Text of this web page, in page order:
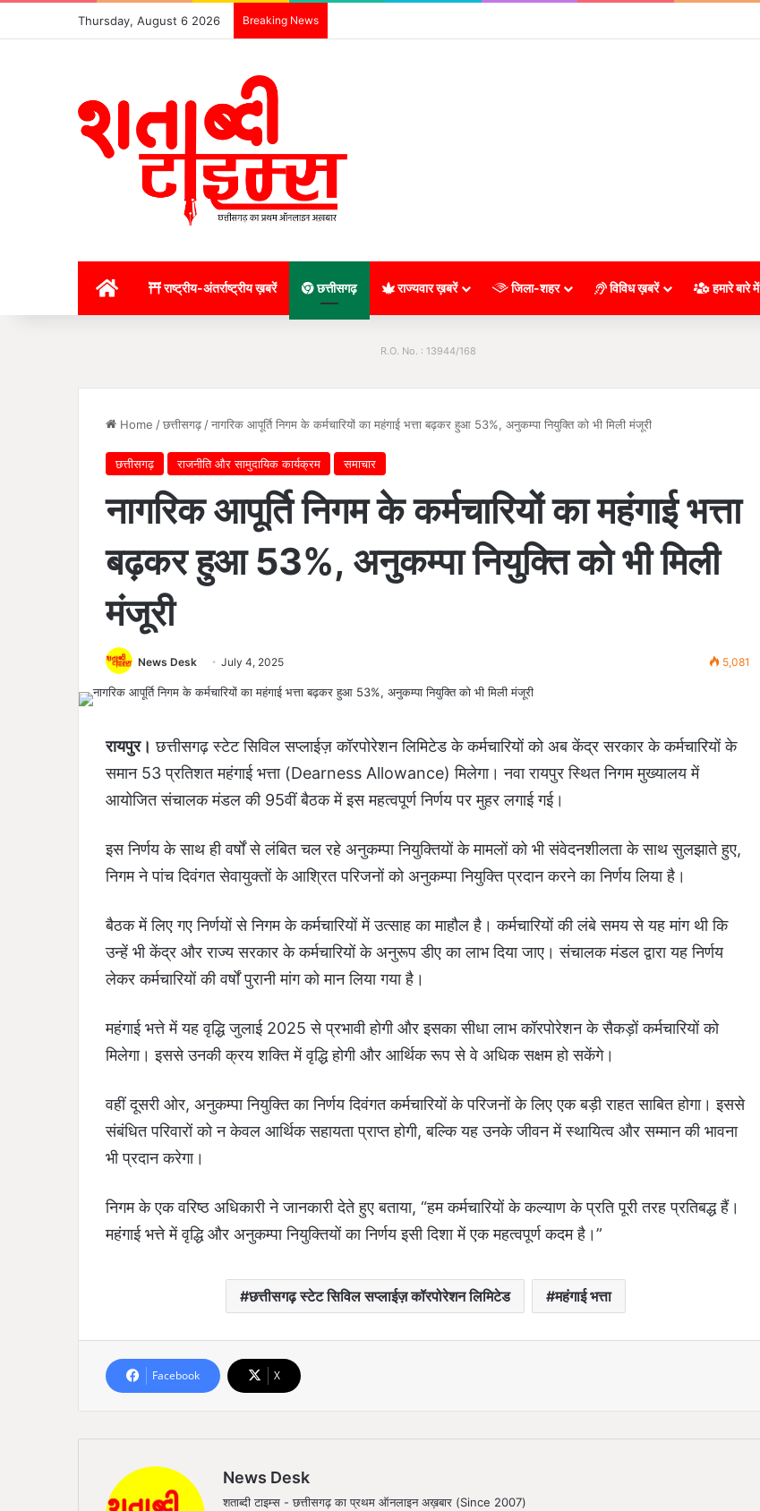
Thursday, August 6 2026 Breaking News
राष्ट्रीय-अंतर्राष्ट्रीय ख़बरें छत्तीसगढ़ राज्यवार ख़बरें जिला-शहर विविध ख़बरें हमारे बारे में
R.O. No. : 13944/168
Home /छत्तीसगढ़ /नागरिक आपूर्ति निगम के कर्मचारियों का महंगाई भत्ता बढ़कर हुआ 53%, अनुकम्पा नियुक्ति को भी मिली मंजूरी
छत्तीसगढ़ राजनीति और सामुदायिक कार्यक्रम समाचार
नागरिक आपूर्ति निगम के कर्मचारियों का महंगाई भत्ता
बढ़कर हुआ 53%, अनुकम्पा नियुक्ति को भी मिली
मंजूरी
News Desk July 4, 2025 5,081
रायपुर। छत्तीसगढ़ स्टेट सिविल सप्लाईज़ कॉरपोरेशन लिमिटेड के कर्मचारियों को अब केंद्र सरकार के कर्मचारियों के
समान 53 प्रतिशत महंगाई भत्ता (Dearness Allowance) मिलेगा। नवा रायपुर स्थित निगम मुख्यालय में
आयोजित संचालक मंडल की 95वीं बैठक में इस महत्वपूर्ण निर्णय पर मुहर लगाई गई।
इस निर्णय के साथ ही वर्षों से लंबित चल रहे अनुकम्पा नियुक्तियों के मामलों को भी संवेदनशीलता के साथ सुलझाते हुए,
निगम ने पांच दिवंगत सेवायुक्तों के आश्रित परिजनों को अनुकम्पा नियुक्ति प्रदान करने का निर्णय लिया है।
बैठक में लिए गए निर्णयों से निगम के कर्मचारियों में उत्साह का माहौल है। कर्मचारियों की लंबे समय से यह मांग थी कि
उन्हें भी केंद्र और राज्य सरकार के कर्मचारियों के अनुरूप डीए का लाभ दिया जाए। संचालक मंडल द्वारा यह निर्णय
लेकर कर्मचारियों की वर्षों पुरानी मांग को मान लिया गया है।
महंगाई भत्ते में यह वृद्धि जुलाई 2025 से प्रभावी होगी और इसका सीधा लाभ कॉरपोरेशन के सैकड़ों कर्मचारियों को
मिलेगा। इससे उनकी क्रय शक्ति में वृद्धि होगी और आर्थिक रूप से वे अधिक सक्षम हो सकेंगे।
वहीं दूसरी ओर, अनुकम्पा नियुक्ति का निर्णय दिवंगत कर्मचारियों के परिजनों के लिए एक बड़ी राहत साबित होगा। इससे
संबंधित परिवारों को न केवल आर्थिक सहायता प्राप्त होगी, बल्कि यह उनके जीवन में स्थायित्व और सम्मान की भावना
भी प्रदान करेगा।
निगम के एक वरिष्ठ अधिकारी ने जानकारी देते हुए बताया, “हम कर्मचारियों के कल्याण के प्रति पूरी तरह प्रतिबद्ध हैं।
महंगाई भत्ते में वृद्धि और अनुकम्पा नियुक्तियों का निर्णय इसी दिशा में एक महत्वपूर्ण कदम है।”
छत्तीसगढ़ स्टेट सिविल सप्लाईज़ कॉरपोरेशन लिमिटेड महंगाई भत्ता
Facebook X
News Desk
शताब्दी टाइम्स - छत्तीसगढ़ का प्रथम ऑनलाइन अख़बार (Since 2007)